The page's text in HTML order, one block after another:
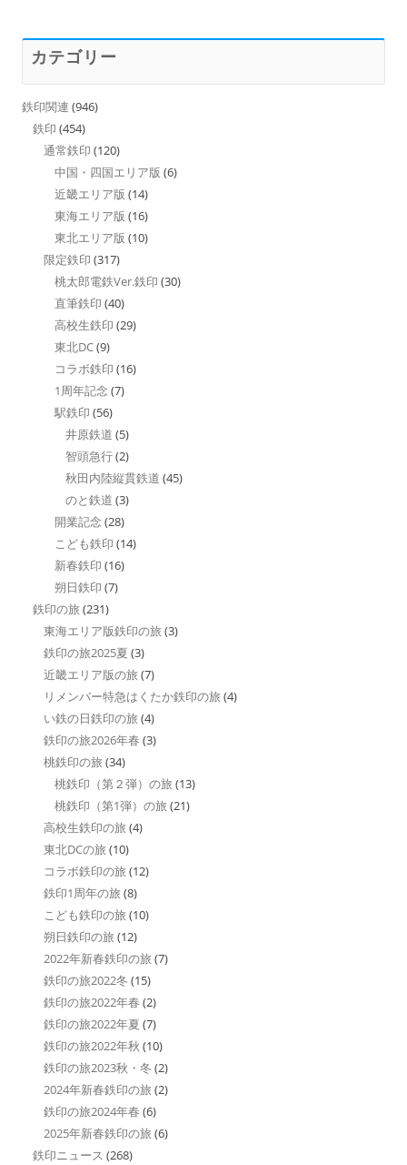
カテゴリー
鉄印関連 (946)
鉄印 (454)
通常鉄印 (120)
中国・四国エリア版 (6)
近畿エリア版 (14)
東海エリア版 (16)
東北エリア版 (10)
限定鉄印 (317)
桃太郎電鉄Ver.鉄印 (30)
直筆鉄印 (40)
高校生鉄印 (29)
東北DC(9)
コラボ鉄印 (16)
1周年記念 (7)
駅鉄印 (56)
井原鉄道 (5)
智頭急行(2)
秋田内陸縦貫鉄道 (45)
のと鉄道 (3)
開業記念 (28)
こども鉄印 (14)
新春鉄印 (16)
朔日鉄印 (7)
鉄印の旅 (231)
東海エリア版鉄印の旅 (3)
鉄印の旅2025夏 (3)
近畿エリア版の旅 (7)
リメンバー特急はくたか鉄印の旅 (4)
い鉄の日鉄印の旅 (4)
鉄印の旅2026年春 (3)
桃鉄印の旅 (34)
桃鉄印（第２弾）の旅 (13)
桃鉄印（第1弾）の旅 (21)
高校生鉄印の旅 (4)
東北DCの旅 (10)
コラボ鉄印の旅 (12)
鉄印1周年の旅 (8)
こども鉄印の旅 (10)
朔日鉄印の旅 (12)
2022年新春鉄印の旅 (7)
鉄印の旅2022冬 (15)
鉄印の旅2022年春 (2)
鉄印の旅2022年夏 (7)
鉄印の旅2022年秋 (10)
鉄印の旅2023秋・冬 (2)
2024年新春鉄印の旅 (2)
鉄印の旅2024年春 (6)
2025年新春鉄印の旅 (6)
鉄印ニュース (268)